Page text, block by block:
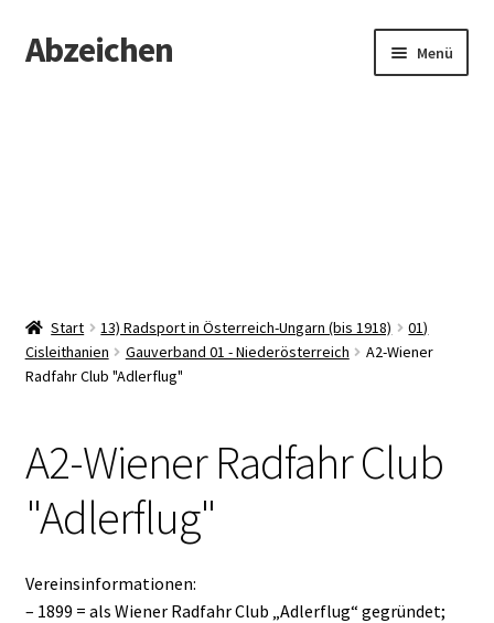
Zur
Navigation
Zum
Inhalt
Abzeichen Menü
Start 13) Radsport in Österreich-Ungarn (bis 1918)
01)
Cisleithanien
Gauverband 01 - Niederösterreich
A2-Wiener
Radfahr Club "Adlerflug"
A2-Wiener Radfahr Club
"Adlerflug"
Vereinsinformationen:
– 1899 = als Wiener Radfahr Club „Adlerflug“ gegründet;